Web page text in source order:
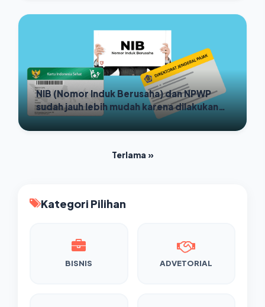
NIB (Nomor Induk Berusaha) dan NPWP
sudah jauh lebih mudah karena dilakukan
secara digital dan gratis
Terlama »
Kategori Pilihan
BISNIS ADVETORIAL